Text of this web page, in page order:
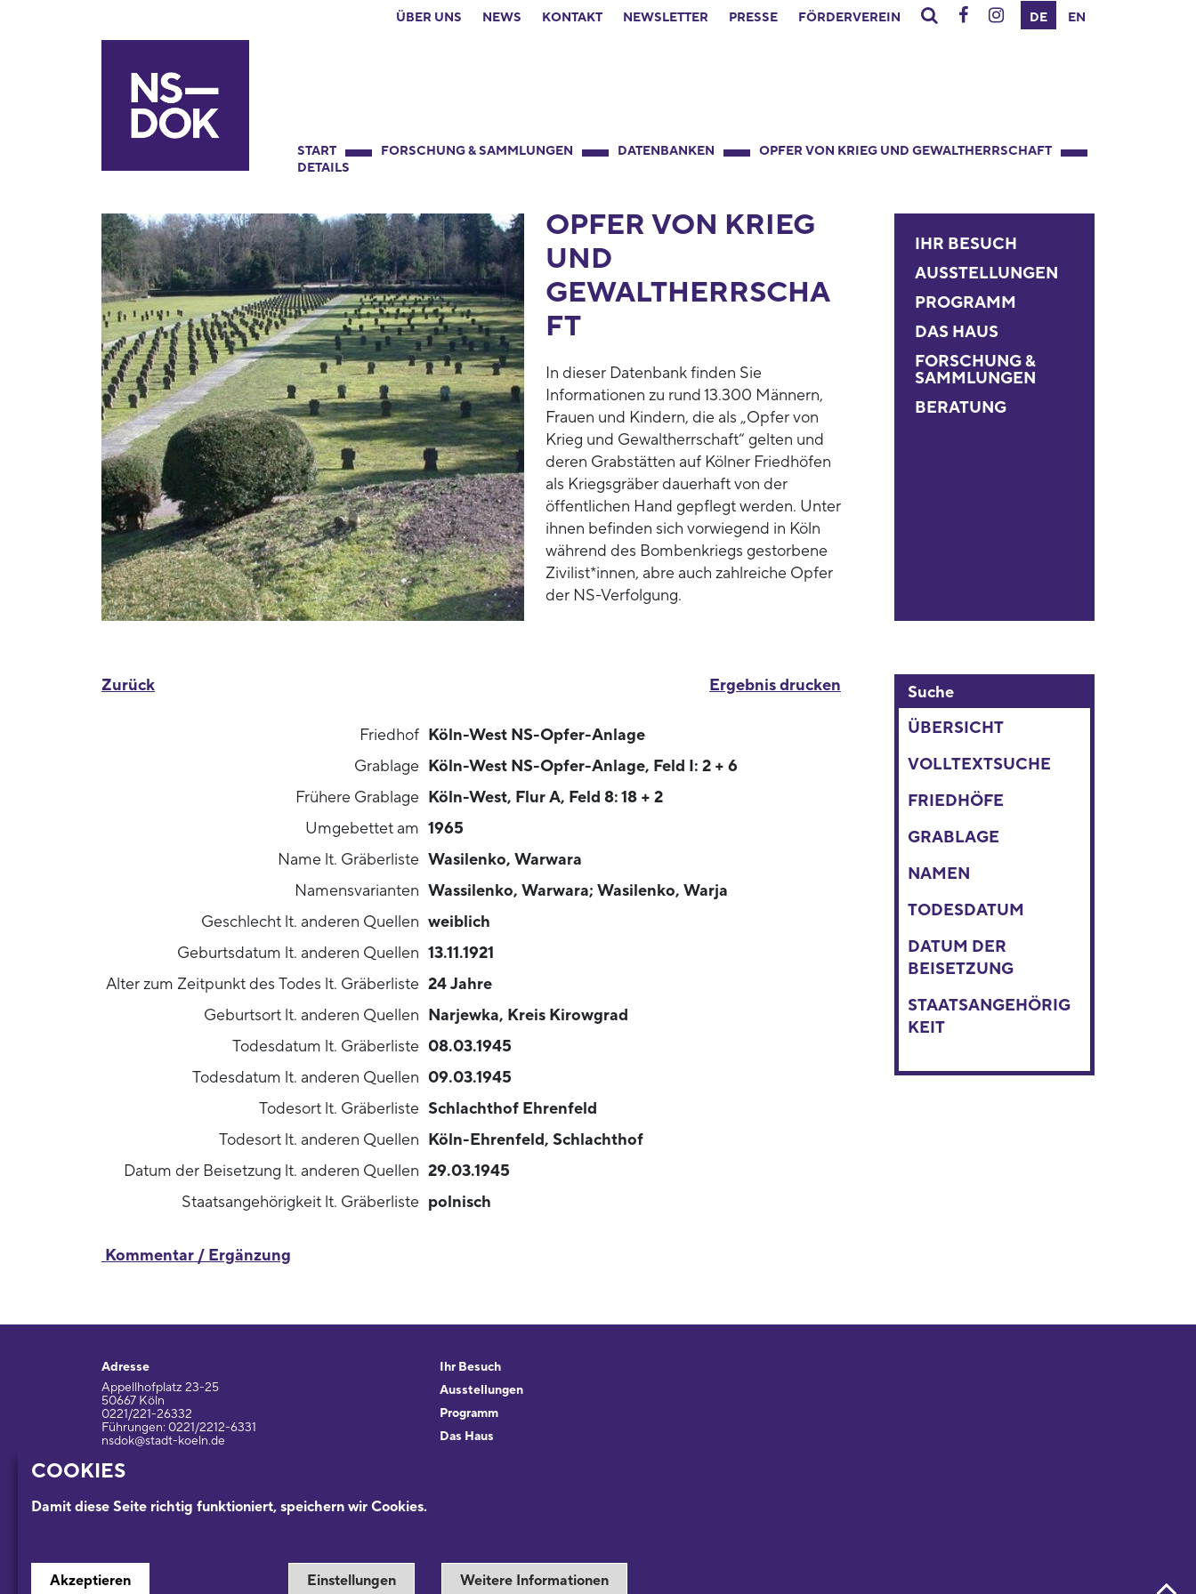
COOKIES
Damit diese Seite richtig funktioniert, speichern wir Cookies.
Akzeptieren Weitere Informationen
Einstellungen
ÜBER UNS NEWS KONTAKT NEWSLETTER PRESSE FÖRDERVEREIN DE EN
START FORSCHUNG & SAMMLUNGEN DATENBANKEN
OPFER VON KRIEG UND GEWALTHERRSCHAFT
DETAILS
OPFER VON KRIEG
UND
GEWALTHERRSCHA
FT
In dieser Datenbank finden Sie
Informationen zu rund 13.300 Männern,
Frauen und Kindern, die als „Opfer von
Krieg und Gewaltherrschaft“ gelten und
deren Grabstätten auf Kölner Friedhöfen
als Kriegsgräber dauerhaft von der
öffentlichen Hand gepflegt werden. Unter
ihnen befinden sich vorwiegend in Köln
während des Bombenkriegs gestorbene
Zivilist*innen, abre auch zahlreiche Opfer
der NS-Verfolgung.
IHR BESUCH
AUSSTELLUNGEN
PROGRAMM
DAS HAUS
FORSCHUNG &
SAMMLUNGEN
BERATUNG
Ergebnis drucken
Zurück
Friedhof Köln-West NS-Opfer-Anlage
Grablage Köln-West NS-Opfer-Anlage, Feld I: 2 + 6
Frühere Grablage Köln-West, Flur A, Feld 8: 18 + 2
Umgebettet am 1965
Name lt. Gräberliste Wasilenko, Warwara
Namensvarianten Wassilenko, Warwara; Wasilenko, Warja
Geschlecht lt. anderen Quellen weiblich
Geburtsdatum lt. anderen Quellen 13.11.1921
Alter zum Zeitpunkt des Todes lt. Gräberliste 24 Jahre
Geburtsort lt. anderen Quellen Narjewka, Kreis Kirowgrad
Todesdatum lt. Gräberliste 08.03.1945
Todesdatum lt. anderen Quellen 09.03.1945
Todesort lt. Gräberliste Schlachthof Ehrenfeld
Todesort lt. anderen Quellen Köln-Ehrenfeld, Schlachthof
Datum der Beisetzung lt. anderen Quellen 29.03.1945
Staatsangehörigkeit lt. Gräberliste polnisch
Kommentar / Ergänzung
Suche
ÜBERSICHT
VOLLTEXTSUCHE
FRIEDHÖFE
GRABLAGE
NAMEN
TODESDATUM
DATUM DER
BEISETZUNG
STAATSANGEHÖRIG
KEIT
Adresse
Appellhofplatz 23-25
50667 Köln
0221/221-26332
Führungen: 0221/2212-6331
nsdok@stadt-koeln.de
Ihr Besuch
Ausstellungen
Programm
Das Haus